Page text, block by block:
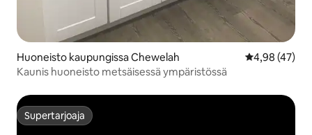
Huoneisto kaupungissa Chewelah
4,98 (47)
Kaunis huoneisto metsäisessä ympäristössä
Supertarjoaja
Supertarjoaja